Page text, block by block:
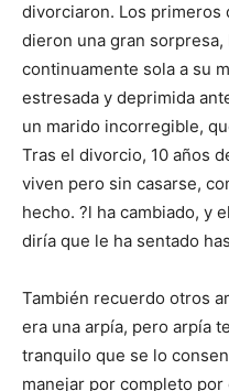
divorciaron. Los primeros
dieron una gran
continuamente sola a su
estresada y deprimida
un marido incorregible,
Tras el divorcio, 10 años
viven pero sin casarse,
hecho. ?l ha cambiado, y
diría que le ha sentado
También recuerdo otros
era una arpía, pero arpía
tranquilo que se lo
manejar por completo por